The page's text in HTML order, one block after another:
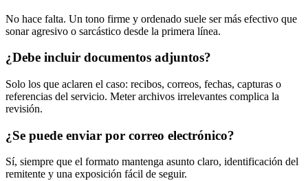
No hace falta. Un tono firme y ordenado suele ser más efectivo que
sonar agresivo o sarcástico desde la primera línea.
¿Debe incluir documentos adjuntos?
Solo los que aclaren el caso: recibos, correos, fechas, capturas o
referencias del servicio. Meter archivos irrelevantes complica la
revisión.
¿Se puede enviar por correo electrónico?
Sí, siempre que el formato mantenga asunto claro, identificación del
remitente y una exposición fácil de seguir.